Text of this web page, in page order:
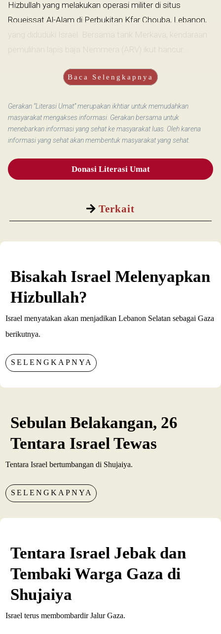
Terkait
Hizbullah yang melakukan operasi militer di situs
Roueissat Al-Alam di Perbukitan Kfar Chouba, Lebanon,
yang diduduki Israel. Bersama tank Merkava, kendaraan
pemulihan lapis baja Nemmera (ARV) ikut hancur...
Baca Selengkapnya
Gerakan “Literasi Umat” merupakan ikhtiar untuk memudahkan
masyarakat mengakses informasi. Gerakan bersama untuk
menebarkan informasi yang sehat ke masyarakat luas. Oleh karena
informasi yang sehat akan membentuk masyarakat yang sehat.
Donasi Literasi Umat
Bisakah Israel Melenyapkan
Hizbullah?
Israel menyatakan akan menjadikan Lebanon Selatan sebagai Gaza
berikutnya.
SELENGKAPNYA
Sebulan Belakangan, 26
Tentara Israel Tewas
Tentara Israel bertumbangan di Shujaiya.
SELENGKAPNYA
Tentara Israel Jebak dan
Tembaki Warga Gaza di
Shujaiya
Israel terus membombardir Jalur Gaza.